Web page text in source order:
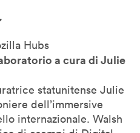
Hubs
a cura di Julie
statunitense Julie
dell’immersive
internazionale. Walsh